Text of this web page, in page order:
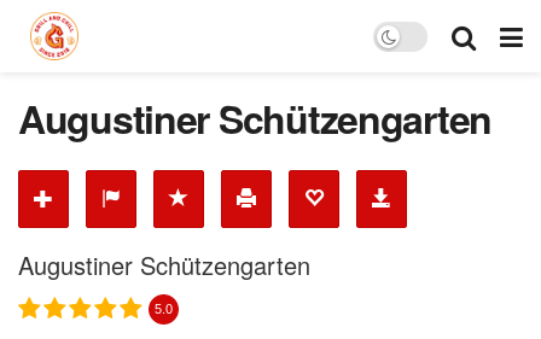
Augustiner Schützengarten
Augustiner Schützengarten
5.0